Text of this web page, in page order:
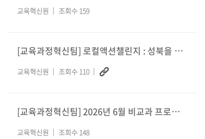
교육혁신원 조회수 159
[교육과정혁신팀] 로컬액션챌린지 : 성북을 바꾸는 아이디어 발굴단
교육혁신원 조회수 110
[교육과정혁신팀] 2026년 6월 비교과 프로그램 안내
교육혁신원 조회수 148